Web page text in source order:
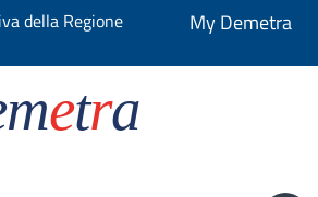
della Regione
My Demetra
etra